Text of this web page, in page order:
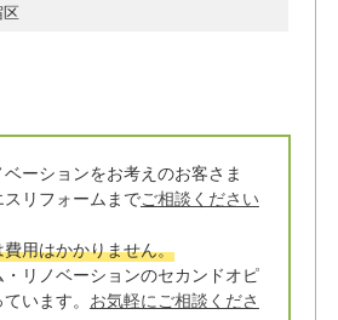
ーションをお考えのお客さま
リフォームまでご相談ください
用はかかりません。
リノベーションのセカンドオピ
います。 お気軽にご相談くださ